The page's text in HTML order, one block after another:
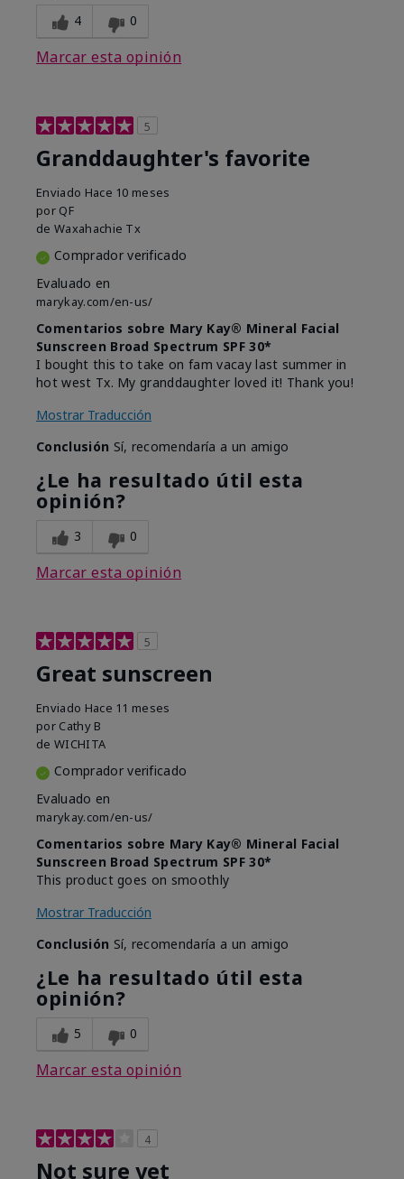
4 0
Marcar esta opinión
5
Granddaughter's favorite
Enviado Hace 10 meses
por QF
de Waxahachie Tx
Comprador verificado
Evaluado en
marykay.com/en-us/
Comentarios sobre Mary Kay® Mineral Facial
Sunscreen Broad Spectrum SPF 30*
I bought this to take on fam vacay last summer in
hot west Tx. My granddaughter loved it! Thank you!
Mostrar Traducción
Conclusión Sí, recomendaría a un amigo
¿Le ha resultado útil esta
opinión?
3 0
Marcar esta opinión
5
Great sunscreen
Enviado Hace 11 meses
por Cathy B
de WICHITA
Comprador verificado
Evaluado en
marykay.com/en-us/
Comentarios sobre Mary Kay® Mineral Facial
Sunscreen Broad Spectrum SPF 30*
This product goes on smoothly
Mostrar Traducción
Conclusión Sí, recomendaría a un amigo
¿Le ha resultado útil esta
opinión?
5 0
Marcar esta opinión
4
Not sure yet